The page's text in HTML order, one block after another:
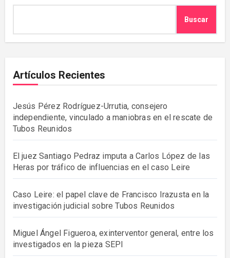
Buscar
Artículos Recientes
Jesús Pérez Rodríguez-Urrutia, consejero
independiente, vinculado a maniobras en el rescate de
Tubos Reunidos
El juez Santiago Pedraz imputa a Carlos López de las
Heras por tráfico de influencias en el caso Leire
Caso Leire: el papel clave de Francisco Irazusta en la
investigación judicial sobre Tubos Reunidos
Miguel Ángel Figueroa, exinterventor general, entre los
investigados en la pieza SEPI